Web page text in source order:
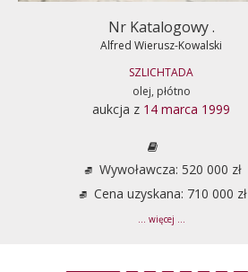
Nr Katalogowy .
Alfred Wierusz-Kowalski
SZLICHTADA
olej, płótno
aukcja z 14 marca 1999
Wywoławcza: 520 000 zł
Cena uzyskana: 710 000 zł
... więcej ...